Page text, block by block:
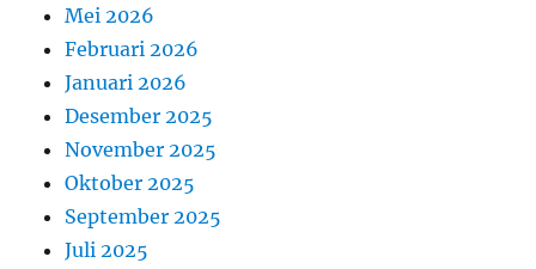
Mei 2026
Februari 2026
Januari 2026
Desember 2025
November 2025
Oktober 2025
September 2025
Juli 2025